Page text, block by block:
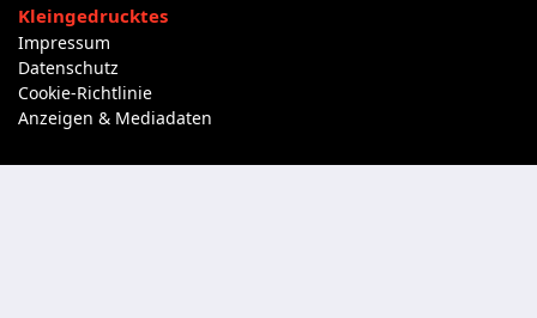
Kleingedrucktes
Impressum
Datenschutz
Cookie-Richtlinie
Anzeigen & Mediadaten